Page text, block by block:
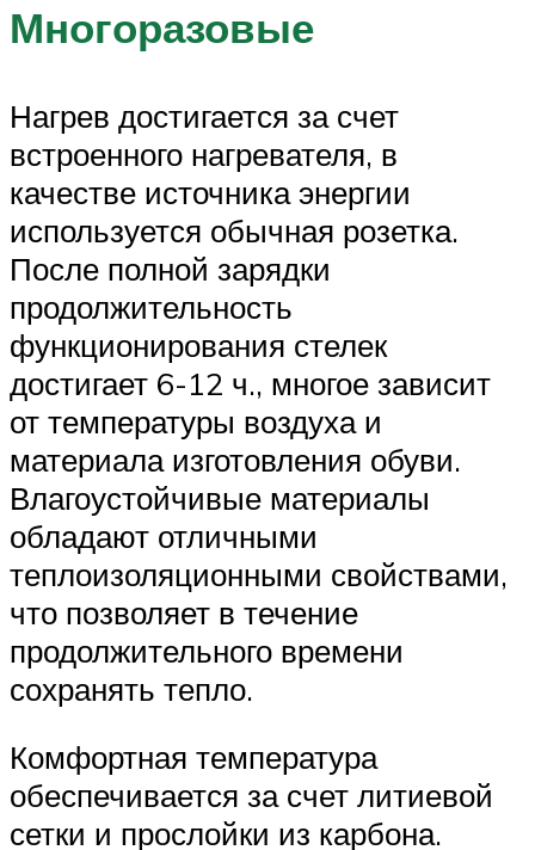
Многоразовые
Нагрев достигается за счет
встроенного нагревателя, в
качестве источника энергии
используется обычная розетка.
После полной зарядки
продолжительность
функционирования стелек
достигает 6-12 ч., многое зависит
от температуры воздуха и
материала изготовления обуви.
Влагоустойчивые материалы
обладают отличными
теплоизоляционными свойствами,
что позволяет в течение
продолжительного времени
сохранять тепло.
Комфортная температура
обеспечивается за счет литиевой
сетки и прослойки из карбона.